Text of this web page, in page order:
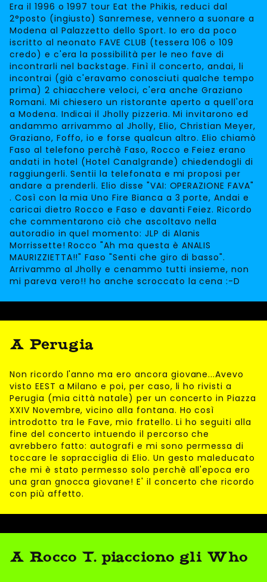
Era il 1996 o 1997 tour Eat the Phikis, reduci dal
2°posto (ingiusto) Sanremese, vennero a suonare a
Modena al Palazzetto dello Sport. Io ero da poco
iscritto al neonato FAVE CLUB (tessera 106 o 109
credo) e c'era la possibilità per le neo fave di
incontrarli nel backstage. Finì il concerto, andai, li
incontrai (già c'eravamo conosciuti qualche tempo
prima) 2 chiacchere veloci, c'era anche Graziano
Romani. Mi chiesero un ristorante aperto a quell'ora
a Modena. Indicai il Jholly pizzeria. Mi invitarono ed
andammo arrivammo al Jholly, Elio, Christian Meyer,
Graziano, Foffo, io e forse qualcun altro. Elio chiamò
Faso al telefono perchè Faso, Rocco e Feiez erano
andati in hotel (Hotel Canalgrande) chiedendogli di
raggiungerli. Sentii la telefonata e mi proposi per
andare a prenderli. Elio disse "VAI: OPERAZIONE FAVA"
. Così con la mia Uno Fire Bianca a 3 porte, Andai e
caricai dietro Rocco e Faso e davanti Feiez. Ricordo
che commentarono ciò che ascoltavo nella
autoradio in quel momento: JLP di Alanis
Morrissette! Rocco "Ah ma questa è ANALIS
MAURIZZIETTA!!" Faso "Senti che giro di basso".
Arrivammo al Jholly e cenammo tutti insieme, non
mi pareva vero!! ho anche scroccato la cena :-D
A Perugia
Non ricordo l'anno ma ero ancora giovane...Avevo
visto EEST a Milano e poi, per caso, li ho rivisti a
Perugia (mia città natale) per un concerto in Piazza
XXIV Novembre, vicino alla fontana. Ho così
introdotto tra le Fave, mio fratello. Li ho seguiti alla
fine del concerto intuendo il percorso che
avrebbero fatto: autografi e mi sono permessa di
toccare le sopracciglia di Elio. Un gesto maleducato
che mi è stato permesso solo perchè all'epoca ero
una gran gnocca giovane! E' il concerto che ricordo
con più affetto.
A Rocco T. piacciono gli Who